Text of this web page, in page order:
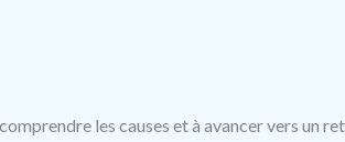
les causes et à avancer vers un